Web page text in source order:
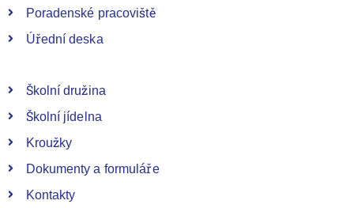
Poradenské pracoviště
Úřední deska
Školní družina
Školní jídelna
Kroužky
Dokumenty a formuláře
Kontakty